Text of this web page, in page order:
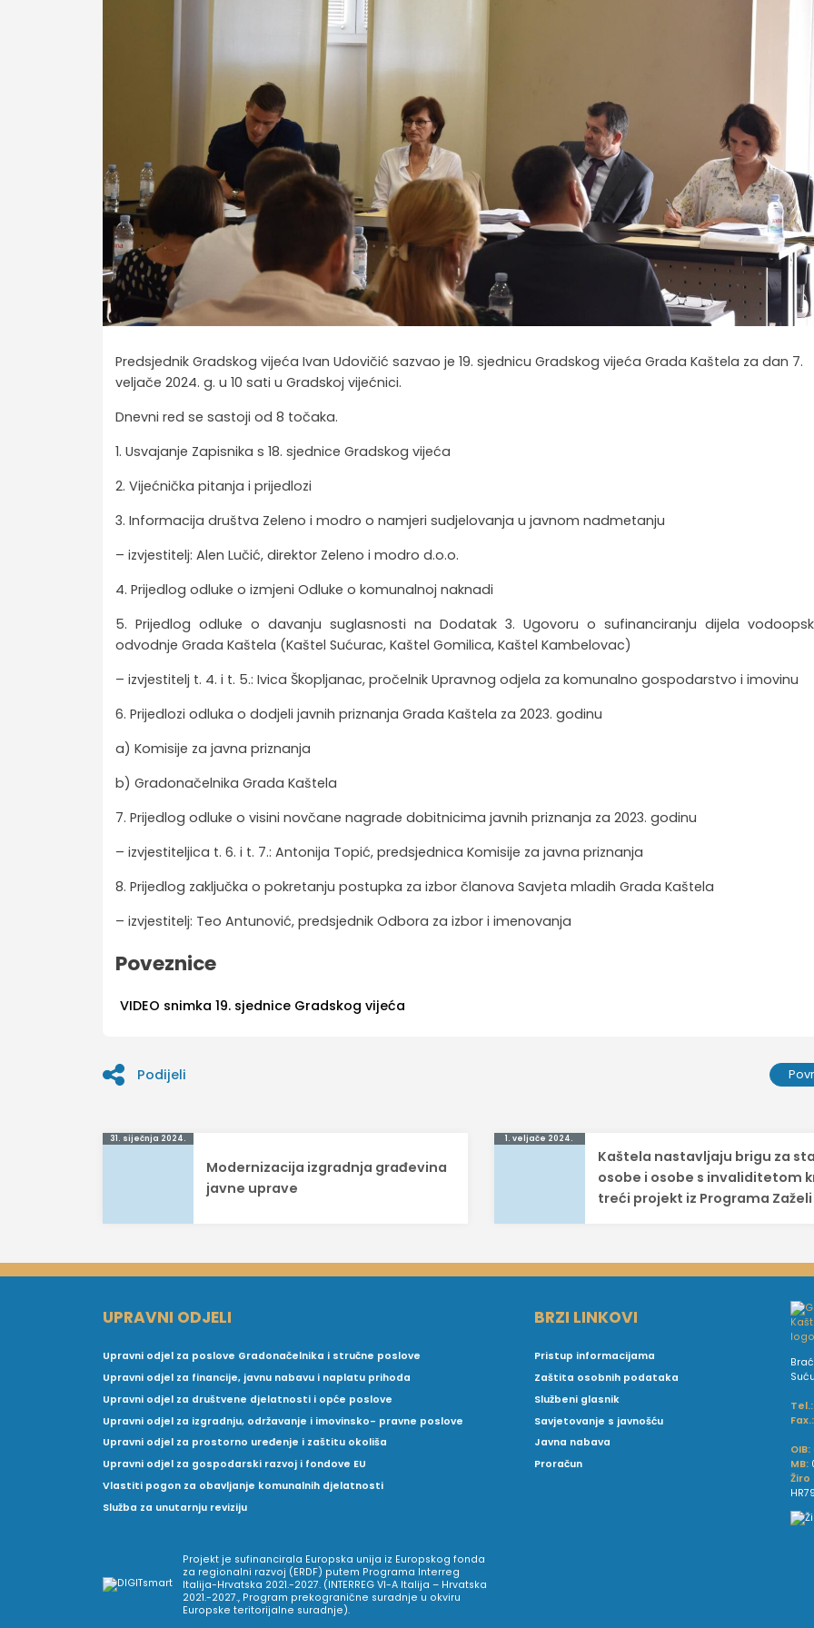
Predsjednik Gradskog vijeća Ivan Udovičić sazvao je 19. sjednicu Gradskog vijeća Grada Kaštela za dan 7.
veljače 2024. g. u 10 sati u Gradskoj vijećnici.
Dnevni red se sastoji od 8 točaka.
1. Usvajanje Zapisnika s 18. sjednice Gradskog vijeća
2. Vijećnička pitanja i prijedlozi
3. Informacija društva Zeleno i modro o namjeri sudjelovanja u javnom nadmetanju
– izvjestitelj: Alen Lučić, direktor Zeleno i modro d.o.o.
4. Prijedlog odluke o izmjeni Odluke o komunalnoj naknadi
5. Prijedlog odluke o davanju suglasnosti na Dodatak 3. Ugovoru o sufinanciranju dijela
odvodnje Grada Kaštela (Kaštel Sućurac, Kaštel Gomilica, Kaštel Kambelovac)
– izvjestitelj t. 4. i t. 5.: Ivica Škopljanac, pročelnik Upravnog odjela za komunalno gospodarstvo i imovinu
6. Prijedlozi odluka o dodjeli javnih priznanja Grada Kaštela za 2023. godinu
a) Komisije za javna priznanja
b) Gradonačelnika Grada Kaštela
7. Prijedlog odluke o visini novčane nagrade dobitnicima javnih priznanja za 2023. godinu
– izvjestiteljica t. 6. i t. 7.: Antonija Topić, predsjednica Komisije za javna priznanja
8. Prijedlog zaključka o pokretanju postupka za izbor članova Savjeta mladih Grada Kaštela
– izvjestitelj: Teo Antunović, predsjednik Odbora za izbor i imenovanja
Poveznice
VIDEO snimka 19. sjednice Gradskog vijeća
Podijeli
Navigacija
31. siječnja 2024.
Modernizacija izgradnja građevina
javne uprave
1. veljače 2024.
Kaštela nastavljaju brigu za
osobe i osobe s invaliditetom
treći projekt iz Programa Zaželi
UPRAVNI ODJELI
Upravni odjel za poslove Gradonačelnika i stručne poslove
Upravni odjel za financije, javnu nabavu i naplatu prihoda
Upravni odjel za društvene djelatnosti i opće poslove
Upravni odjel za izgradnju, održavanje i imovinsko- pravne poslove
Upravni odjel za prostorno uređenje i zaštitu okoliša
Upravni odjel za gospodarski razvoj i fondove EU
Vlastiti pogon za obavljanje komunalnih djelatnosti
Služba za unutarnju reviziju
BRZI LINKOVI
Pristup informacijama
Zaštita osobnih podataka
Službeni glasnik
Savjetovanje s javnošću
Javna nabava
Proračun
Tel.:
Fax.:
OIB:
MB:
Žiro
Projekt je sufinancirala Europska unija iz Europskog fonda
za regionalni razvoj (ERDF) putem Programa Interreg
Italija-Hrvatska 2021.-2027. (INTERREG VI-A Italija – Hrvatska
2021.-2027., Program prekogranične suradnje u okviru
Europske teritorijalne suradnje).